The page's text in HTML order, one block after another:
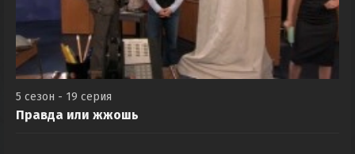
5 сезон - 19 серия
Правда или жжошь